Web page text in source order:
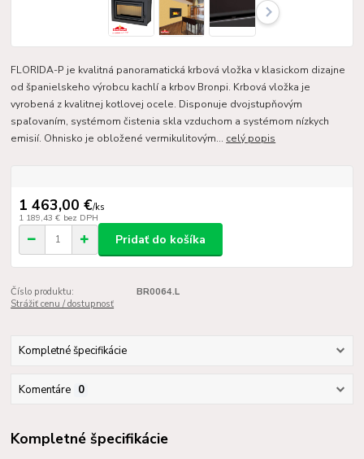
FLORIDA-P je kvalitná panoramatická krbová vložka v klasickom dizajne
od španielskeho výrobcu kachlí a krbov Bronpi. Krbová vložka je
vyrobená z kvalitnej kotlovej ocele. Disponuje dvojstupňovým
spaľovaním, systémom čistenia skla vzduchom a systémom nízkych
emisií. Ohnisko je obložené vermikulitovým... celý popis
1 463,00 €/ks
1 189,43 € bez DPH
Pridať do košíka
Číslo produktu:
BR0064.L
Strážiť cenu / dostupnosť
Kompletné špecifikácie
Komentáre 0
Kompletné špecifikácie